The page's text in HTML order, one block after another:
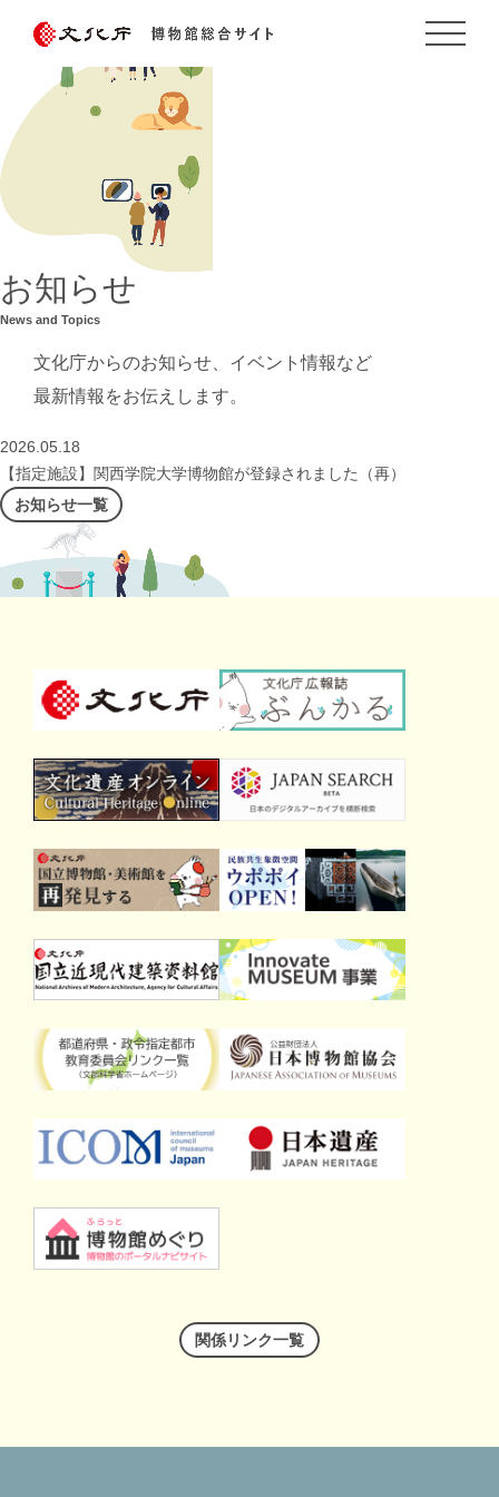
お知らせ
News and Topics
文化庁からのお知らせ、イベント情報など
最新情報をお伝えします。
2026.05.18
【指定施設】関西学院大学博物館が登録されました（再）
お知らせ一覧
関係リンク一覧